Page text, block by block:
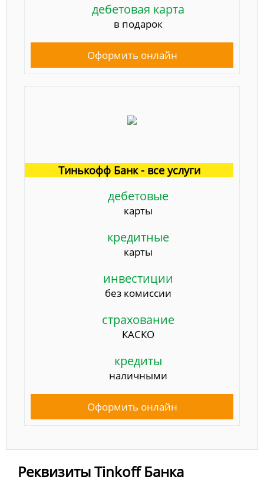
дебетовая карта
в подарок
Оформить онлайн
Тинькофф Банк - все услуги
дебетовые
карты
кредитные
карты
инвестиции
без комиссии
страхование
КАСКО
кредиты
наличными
Оформить онлайн
Реквизиты Tinkoff Банка